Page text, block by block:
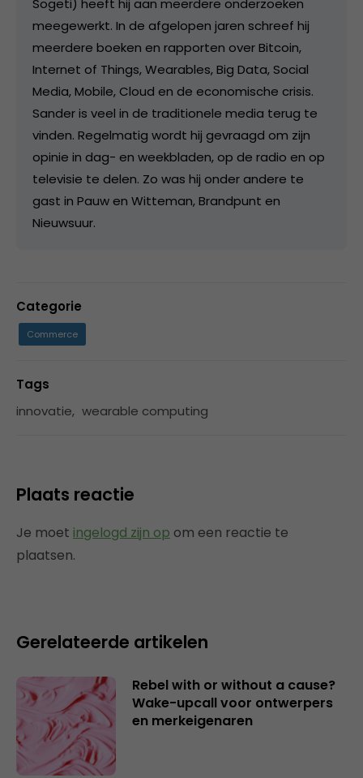
meegewerkt. In de afgelopen jaren schreef hij
meerdere boeken en rapporten over Bitcoin,
Internet of Things, Wearables, Big Data, Social
Media, Mobile, Cloud en de economische crisis.
Sander is veel in de traditionele media terug te
vinden. Regelmatig wordt hij gevraagd om zijn
opinie in dag- en weekbladen, op de radio en op
televisie te delen. Zo was hij onder andere te
gast in Pauw en Witteman, Brandpunt en
Nieuwsuur.
Categorie
Commerce
Tags
innovatie, wearable computing
Plaats reactie
Je moet ingelogd zijn op om een reactie te
plaatsen.
Gerelateerde artikelen
Rebel with or without a cause?
Wake-upcall voor ontwerpers
en merkeigenaren